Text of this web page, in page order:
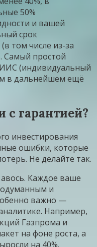
50%
и вашей
срок
том числе из-за
Самый простой
(индивидуальный
в дальнейшем ещё
с гарантией?
инвестирования
ошибки, которые
Не делайте так.
Каждое ваше
и
важно —
Например,
Газпрома и
на фоне роста, а
на 40%.